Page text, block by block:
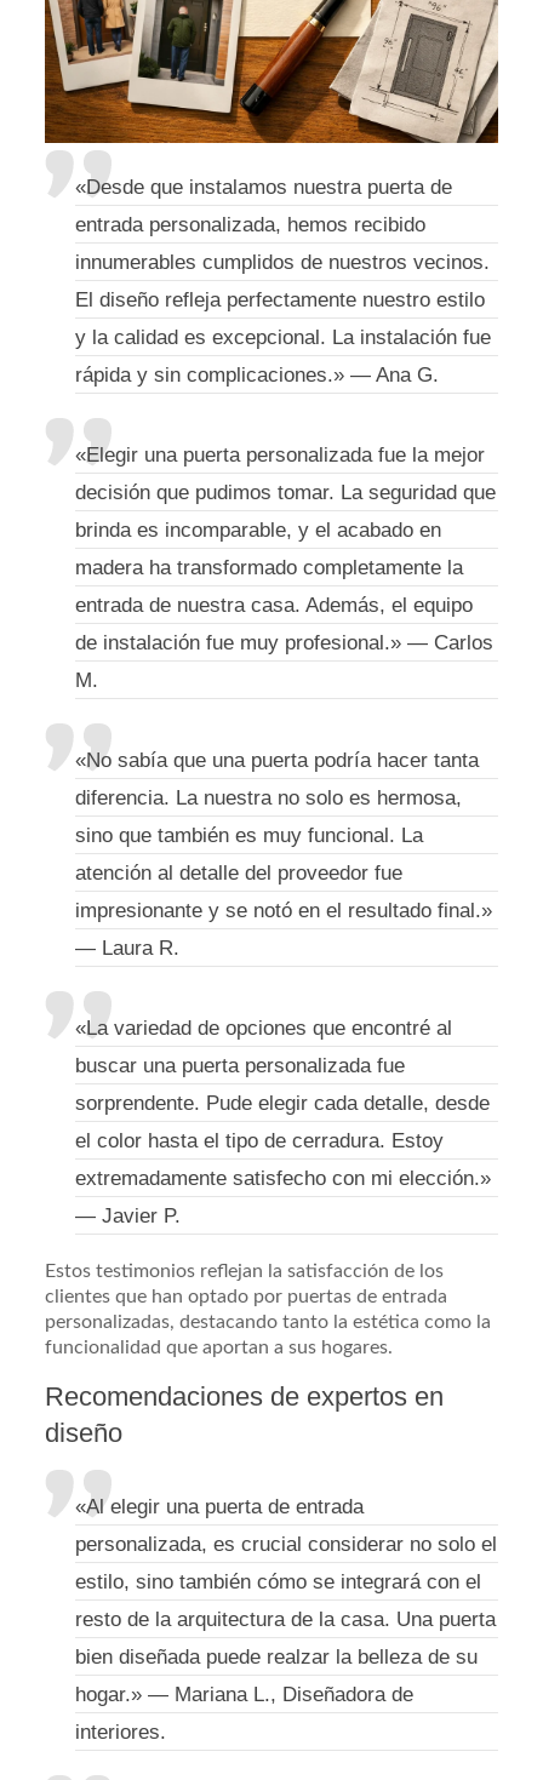
«Desde que instalamos nuestra puerta de
entrada personalizada, hemos recibido
innumerables cumplidos de nuestros vecinos.
El diseño refleja perfectamente nuestro estilo
y la calidad es excepcional. La instalación fue
rápida y sin complicaciones.» — Ana G.
«Elegir una puerta personalizada fue la mejor
decisión que pudimos tomar. La seguridad que
brinda es incomparable, y el acabado en
madera ha transformado completamente la
entrada de nuestra casa. Además, el equipo
de instalación fue muy profesional.» — Carlos
M.
«No sabía que una puerta podría hacer tanta
diferencia. La nuestra no solo es hermosa,
sino que también es muy funcional. La
atención al detalle del proveedor fue
impresionante y se notó en el resultado final.»
— Laura R.
«La variedad de opciones que encontré al
buscar una puerta personalizada fue
sorprendente. Pude elegir cada detalle, desde
el color hasta el tipo de cerradura. Estoy
extremadamente satisfecho con mi elección.»
— Javier P.
Estos testimonios reflejan la satisfacción de los
clientes que han optado por puertas de entrada
personalizadas, destacando tanto la estética como la
funcionalidad que aportan a sus hogares.
Recomendaciones de expertos en
diseño
«Al elegir una puerta de entrada
personalizada, es crucial considerar no solo el
estilo, sino también cómo se integrará con el
resto de la arquitectura de la casa. Una puerta
bien diseñada puede realzar la belleza de su
hogar.» — Mariana L., Diseñadora de
interiores.